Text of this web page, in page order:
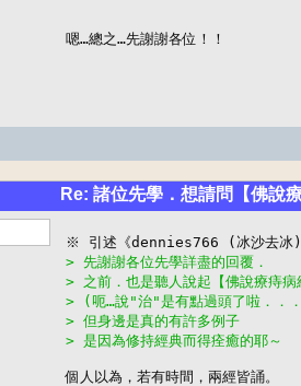
嗯…總之…先謝謝各位！！
Re: 諸位先學．想請問【佛說
> 先謝謝各位先學詳盡的回覆．
> 之前．也是聽人說起【佛說療痔病
> (呃…說"治"是有點過頭了啦．．
> 但身邊是真的有許多例子
> 是因為修持經典而得痊癒的耶～
個人以為，若有時間，兩經皆誦。